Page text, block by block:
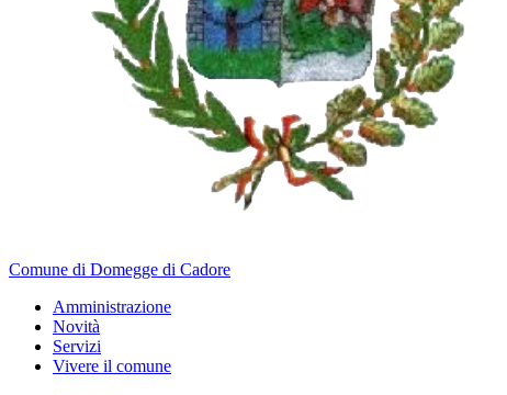
Comune di Domegge di Cadore
Amministrazione
Novità
Servizi
Vivere il comune